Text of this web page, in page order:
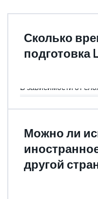
Сколько
подготовка
В зависимости от
Можно ли
другой